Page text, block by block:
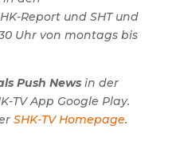
Report und SHT und
Uhr von montags bis
Push Newsin der
TV App Google Play.
SHK-TV Homepage.